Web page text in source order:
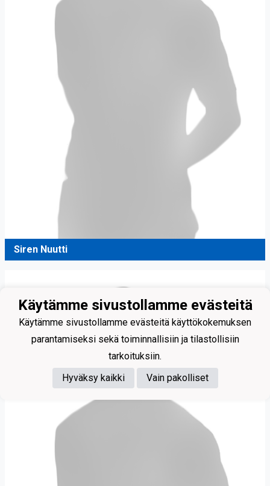
Siren Nuutti
Käytämme sivustollamme evästeitä
Käytämme sivustollamme evästeitä käyttökokemuksen
parantamiseksi sekä toiminnallisiin ja tilastollisiin
tarkoituksiin.
Hyväksy kaikki
Vain pakolliset